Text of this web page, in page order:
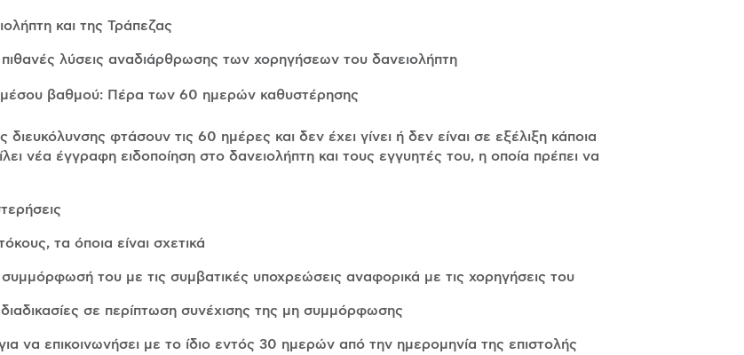
και της Τράπεζας
λύσεις αναδιάρθρωσης των χορηγήσεων του δανειολήπτη
μέσου βαθμού: Πέρα των 60 ημερών καθυστέρησης
φτάσουν τις 60 ημέρες και δεν έχει γίνει ή δεν είναι σε εξέλιξη κάποια
νέα έγγραφη ειδοποίηση στο δανειολήπτη και τους εγγυητές του, η οποία πρέπει να
τα όποια είναι σχετικά
συμμόρφωσή του με τις συμβατικές υποχρεώσεις αναφορικά με τις χορηγήσεις του
σε περίπτωση συνέχισης της μη συμμόρφωσης
να επικοινωνήσει με το ίδιο εντός 30 ημερών από την ημερομηνία της επιστολής